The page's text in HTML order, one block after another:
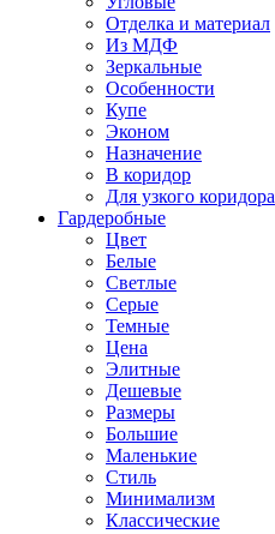
Отделка и материал
Из МДФ
Зеркальные
Особенности
Купе
Эконом
Назначение
В коридор
Для узкого коридора
Гардеробные
Цвет
Белые
Светлые
Серые
Темные
Цена
Элитные
Дешевые
Размеры
Большие
Маленькие
Стиль
Минимализм
Классические